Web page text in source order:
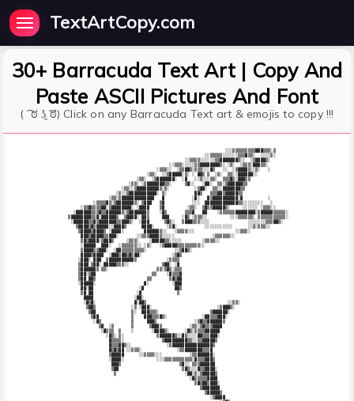
TextArtCopy.com
30+ Barracuda Text Art | Copy And
Paste ASCII Pictures And Font
( ͡ ಠ ʖ̯ ͡ಠ) Click on any Barracuda Text art & emojis to copy !!!
                                                               ░░░▒▒▒▒▒▒▒▒▒▓▓▓▒▒▒░▒
                                                       ░░▒▒▒▒▒░░░░░░▒▒▒▓▒▒░  ░░░░▒░
                                               ░░▒▒▒▒░░░░░░▒▒▓▓▓▓▓▓▓▒░░  ░▒▓▓▓▓▒░
                                         ░░▒▒▒░░░░░▒▒▓▓▓▓▓▓▓▓▒░ ░▒░  ░▒▒▒░▓▓▓▒▒░
                                    ░▒▒▒░░  ░▒▒▓▓▒░▒▒▒░░░▓▒   ░░  ░▒▓▓▓▓▒░░▒░   ░
                                ░▒▒░  ░░▒▓▓▓▓▓░▒░ ░ ▓▓▒ ▒  ░▒░  ▒▒░░▓▓▓▓▓▓░░
                            ░▒▒░  ░▒▓▓▓▓▓▓▓░  ░▓   ░░▒░░░▒▒░  ▒▒▒▓▒░▓▓▓▒▒
                         ░▒▒░ ░▒▓▓▓▓▓▓▓▒▒░     ▒▓░░   ░▓▓░  ▒▒░▒▓▓▓▓▓▓▒▒
                      ░▒▒░░▒▓▓▓▓▓▓▓▓▓▒░▒░          ░▒▓▓░  ▒▒░░▓▓▓▓▓▓▓▒▒
                    ░▒░░▒▓▓▓▓▓▓▓▓▓▓▓░ ▒░           ▓▓▒   ▒▒▒▓▓▒▓▓▓▓▓▒▒
                 ░▒▒░▒▓▓▓▓▓▓▓▓▓▓▓▓▓   ▓           ░▓░   ▓▒▓▓▓▓▓▓▓▓▓▓░▓          ░
           ░▒▒▒▒▓▒░▒▓▓▓▓▓▓▓▒░ ▒▓▓▓   ▒▓           ░░░  ▓▓▓▓▓▓▓▓▓▓▓▓▓▒▒░░░░░░░░   ░
      ░▒▒▓▒▒▒▒▓▓░▒▓▓▓▓▓▓▓▓░ ░▓▓▓▓    ▒▓         ░▒▒░  ▒▓▒▒▓▓▓▓▓▒░     ░░░░░░ ░▒▒▒░░
   ░▓▓▓▓▓▓▒▒▒▓▒▒▓▓▓▓▓▓▒░▒▓▓▓▓▓▓▓▒    ░▓▒       ▒▒▒▓   ▓▓    ░▒▒▒▒▒▒▓▓▓▓▓▓▓▓░▒▓▓▓▓▓▒▒▒▒▒░
▒▓▓▓▓▓▓▓▓▒▒▓░▓▓▓▓▓▓▒  ▒▓▓▓▓░ ▓▓▒     ▓▓▓     ░▓▒ ░▒▒▒░░         ░░░▒▒▒▒▒▒░ ▒▒▒▒▒▒▒▒▒▒▒░
  ░▓▓▓▓▓▓▒▒▓▒▓▓▓▓▓▓▓▒▒▓▓▓▒░  ░▓▓▓      ▒▓▒░   ▒▓▓▓▒▒▒░░░░               ░░░░░░░▒▒▒▓▓▒░
    ▒▓▓▓▓▒▓▒▓▓▓▓▓░░▓▓▓▓▒      ▓▓▓▓░     ░▒▓░           ░░░░░░░░░░░      ░░▒░▒▒▒░░
     ▒▓▓▓▓▒▓▓▓▓▒ ░▓▓▓▓░        ▓▓▓▓▓▓▒░░   ░▒▒▒▒░░░                ░░▒▒▒░
      ▓▓▓▒▓▓▓▓▓▒▒▓▓▓░       ░░▒▒▒▓▓▓▓▒░░░░░               ░▒▒▒▒▒▒░░
      ▒▓▒▓▓▓▓░▒▓▓▓▒     ░▒▒▒░    ░▓▓▓▓▓▒▒░░░░░        ░▒▒▒▒░░
      ░▓▓▓▓▓  ▓▓▓░   ░▒▒▒▒▒▒░░ ░▒░   ░▒▓▓▓▓▓▒▒▒▒▒▒▒▒▒░░
      ▒▓▓▓▓▒▒▓▓▓░  ░▓▓▒▒▒▒▒▒▒▒▒░           ░░▒▓▓▒░
      ▓▓▓▓▒▓▓▓▓  ░▓▓▓▒▓▓▒▓▒▓▓░            ░▒▓▒
     ░▓▓▓░ ▓▓▓  ▒▓▓▓▓▓▓▓▓▓▓▒            ░▒▒▒▒
     ▒▓▓▓ ▒▓▓░ ▓▓▓▓▓▒▒▒░░             ▒▓▓░ ░▓
     ▒▓▓▓▓▓▓▒ ▒▒░                   ▒▒░▒▓▒░▒▒▒
     ▒▓▓░▒▓▓                      ▒▒    ░▓▒▒▒▓
     ▒▓▓ ▓▓▒                    ▒▒       ▒▓▒▓▓
     ░▓▓▓▓▓░                   ▓░         ░▓▓▓
      ▓▓░▓▓                  ░▓            ▓▓▒
      ▒▓ ▓▓                 ░▓              ▒
       ▓▓▓▓                ░▓▓░
       ░▓▒▓░               ▓░▓▓▒                                ░░▒▒░
        ▒▓▓▒              ░▒ ░▓▓▓░                          ░▒▓▓▓▒░
         ▒▓▓              ▒░  ▓▓▓▒▒▒░                    ▒▓▓▓▓▓▓░
          ▒▓▓             ▒    ▓▓▓▒▒▒▓▒░              ░▓▓▒▒▒▓▓▓░
           ░▓▒            ▒     ▓▓▓▒               ░▒▓▒▒▓▓▓▓▓▓▒
             ▒▓  ░▒       ▒      ▒▓▓▓▒           ░▒▒░▒▓▒▒▒▓▓▓▓
              ░▓▒▒▒  ▒    ░       ░▓▓▓▓▒░      ░▓▒░▒▒▒▒▓▓▓▓▓▓
                ░▓▒░ ▒░             ▒▓▓▓▓▓▓▒░░▓▒░░░░▓▓▒▒▒▓▓▓░
                 ▓▒▒▒▒░               ▒▓▓▓▓▓▓▓▓▓▒▒░░▒▒▓▓▓▓▓▒
                 ▓▒▒▒▓▓▒░░              ░▒▓▓▓▓▓▓▓▓▓▓▓▓▓▓▓▓▒
                 ▓▒▓▒▓▓ ░░▒▒▒░              ░▒▒▓▓▓▓▓▓▓▒▒▒▓
                 ▒▓▓▓▓▓      ░░▒▒▒▒░░░           ░▒▒▓▓▓▓▓▓░
                 ░▓▓▓▓░             ░░░▒▒▒▒▒▒▒▒▒▒▒░▓▒▒▒▓▓▓▒
                  ▓▓▓▒                       ▒▓░░ ▒▒▒▓▓▓▓▓▓
                  ▒▓▓                         ▒▓▒░░░▓▒▒▓▓▓▓░
                   ▒                           ░▓▓░▒░▒▓▓▓▓▓▒
                                                 ░▓▒▒▒▒▒▓▓▓▓
                                                   ▒▓▒▓▓▒▓▓▓░
                                                     ▒▓▓▓▓▓▓▓
                                                       ▒▓▓▓▓▓▒
                                                         ░▒▓▓▓▓